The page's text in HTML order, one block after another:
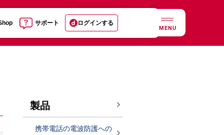
サポート ログインする
MENU
製品
携帯電話の電波防護への